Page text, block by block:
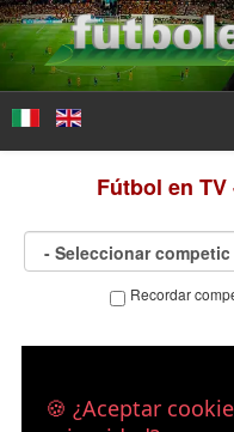
Fútbol en
Recordar
🍪 ¿Aceptar